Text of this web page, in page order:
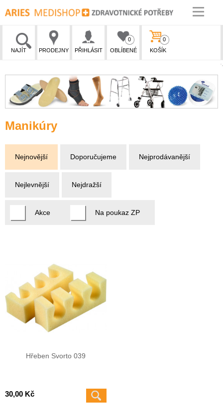
NAJÍT PRODEJNY PŘIHLÁSIT OBLÍBENÉ
0
KOŠÍK
0
Manikúry
Nejnovější Doporučujeme Nejprodávanější
Nejlevnější Nejdražší
Akce Na poukaz ZP
Hřeben Svorto 039
30,00 Kč